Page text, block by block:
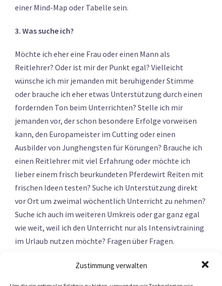
Zustimmung verwalten
einer Mind-Map oder Tabelle sein.
3. Was suche ich?
Möchte ich eher eine Frau oder einen Mann als
Reitlehrer? Oder ist mir der Punkt egal? Vielleicht
wünsche ich mir jemanden mit beruhigender Stimme
oder brauche ich eher etwas Unterstützung durch einen
fordernden Ton beim Unterrichten? Stelle ich mir
jemanden vor, der schon besondere Erfolge vorweisen
kann, den Europameister im Cutting oder einen
Ausbilder von Junghengsten für Körungen? Brauche ich
einen Reitlehrer mit viel Erfahrung oder möchte ich
lieber einem frisch beurkundeten Pferdewirt Reiten mit
frischen Ideen testen? Suche ich Unterstützung direkt
vor Ort um zweimal wöchentlich Unterricht zu nehmen?
Suche ich auch im weiteren Umkreis oder gar ganz egal
wie weit, weil ich den Unterricht nur als Intensivtraining
im Urlaub nutzen möchte? Fragen über Fragen.